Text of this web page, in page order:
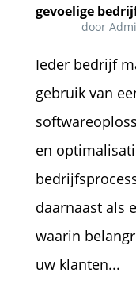
gevoelige
door
Ieder bedrijf
gebruik van
en
daarnaast als
waarin
uw klanten...